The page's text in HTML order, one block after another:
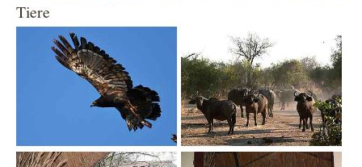
Tiere
Show larger version Show larger version
Show larger version Show larger version